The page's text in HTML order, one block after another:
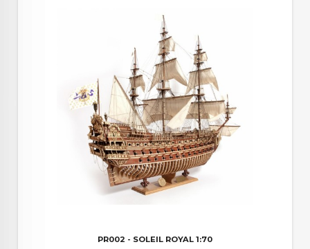
PR002 - SOLEIL ROYAL 1:70